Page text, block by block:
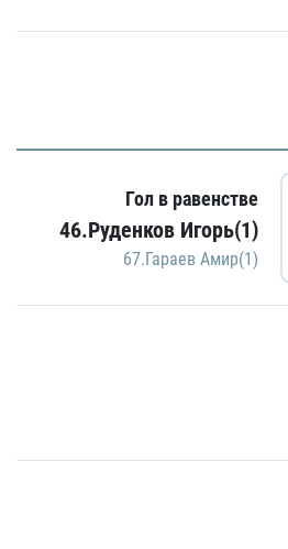
Гол в равенстве
46.Руденков Игорь(1)
67.Гараев Амир(1)